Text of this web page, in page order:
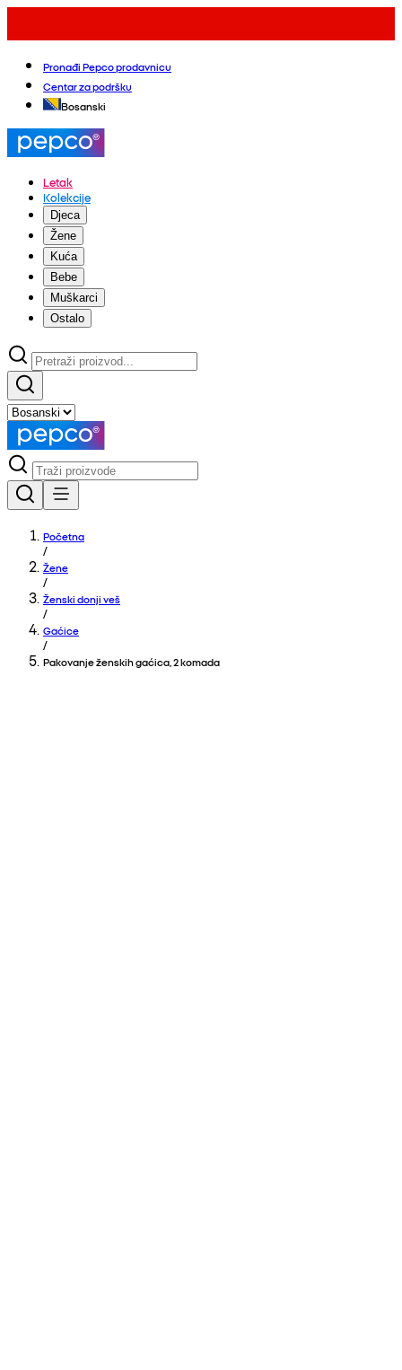
Pronađi Pepco prodavnicu
Centar za podršku
Bosanski
Letak
Kolekcije
Djeca
Žene
Kuća
Bebe
Muškarci
Ostalo
Početna
/
Žene
/
Ženski donji veš
/
Gaćice
/
Pakovanje ženskih gaćica, 2 komada